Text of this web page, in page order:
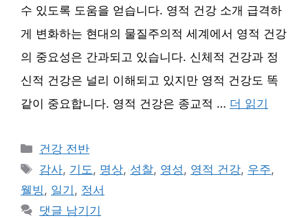
수 있도록 도움을 얻습니다. 영적 건강 소개 급격하
게 변화하는 현대의 물질주의적 세계에서 영적 건강
의 중요성은 간과되고 있습니다. 신체적 건강과 정
신적 건강은 널리 이해되고 있지만 영적 건강도 똑
같이 중요합니다. 영적 건강은 종교적 … 더 읽기
카
테
고
리
건강 전반
태
그
감사, 기도 , 명상, 성찰, 영성 , 영적 건강, 우주,
웰빙 , 일기 , 정서
댓글 남기기